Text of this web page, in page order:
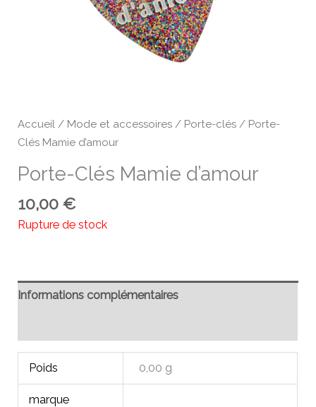
Accueil / Mode et accessoires / Porte-clés / Porte-
Clés Mamie d’amour
Porte-Clés Mamie d’amour
10,00€
Rupture de stock
Informations complémentaires
Poids 0,00 g
marque